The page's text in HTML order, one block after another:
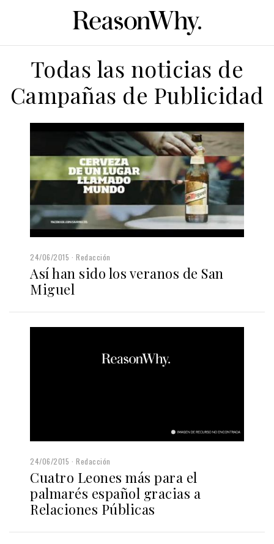
Todas las noticias de
Campañas de Publicidad
24/06/2015 Redacción
Así han sido los veranos de San
Miguel
24/06/2015 Redacción
Cuatro Leones más para el
palmarés español gracias a
Relaciones Públicas